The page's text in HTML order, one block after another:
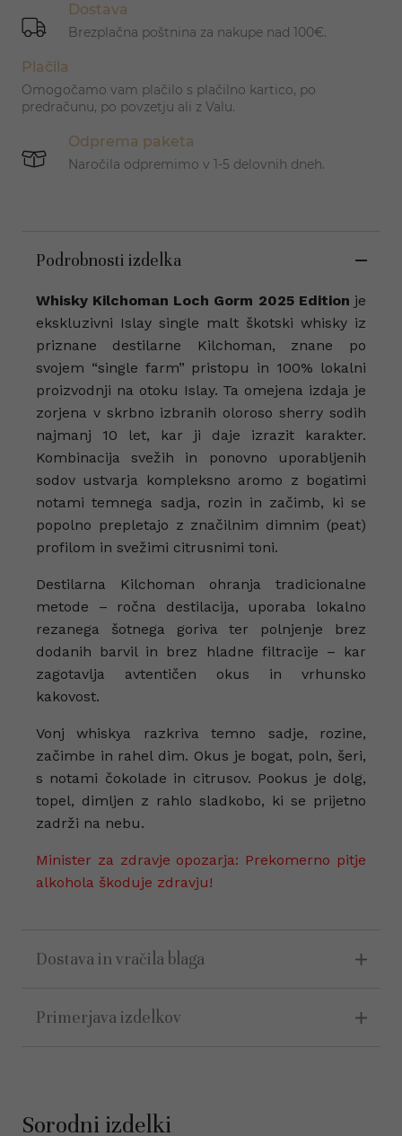
Dostava
Brezplačna poštnina za nakupe nad 100€.
Plačila
Omogočamo vam plačilo s plačilno kartico, po
predračunu, po povzetju ali z Valu.
Odprema paketa
Naročila odpremimo v 1-5 delovnih dneh.
Podrobnosti izdelka
Whisky Kilchoman Loch Gorm 2025 Edition je
ekskluzivni Islay single malt škotski whisky iz
priznane destilarne Kilchoman, znane po
svojem “single farm” pristopu in 100% lokalni
proizvodnji na otoku Islay. Ta omejena izdaja je
zorjena v skrbno izbranih oloroso sherry sodih
najmanj 10 let, kar ji daje izrazit karakter.
Kombinacija svežih in ponovno uporabljenih
sodov ustvarja kompleksno aromo z bogatimi
notami temnega sadja, rozin in začimb, ki se
popolno prepletajo z značilnim dimnim (peat)
profilom in svežimi citrusnimi toni.
Destilarna Kilchoman ohranja tradicionalne
metode – ročna destilacija, uporaba lokalno
rezanega šotnega goriva ter polnjenje brez
dodanih barvil in brez hladne filtracije – kar
zagotavlja avtentičen okus in vrhunsko
kakovost.
Vonj whiskya razkriva temno sadje, rozine,
začimbe in rahel dim. Okus je bogat, poln, šeri,
s notami čokolade in citrusov. Pookus je dolg,
topel, dimljen z rahlo sladkobo, ki se prijetno
zadrži na nebu.
Minister za zdravje opozarja: Prekomerno pitje
alkohola škoduje zdravju!
Dostava in vračila blaga
Primerjava izdelkov
Sorodni izdelki